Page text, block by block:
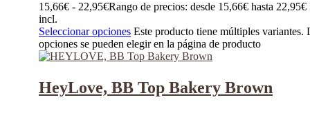
15,66€ - 22,95€Rango de precios: desde 15,66€ hasta 22,95€
incl.
Seleccionar opciones Este producto tiene múltiples variantes.
opciones se pueden elegir en la página de producto
HeyLove, BB Top Bakery Brown